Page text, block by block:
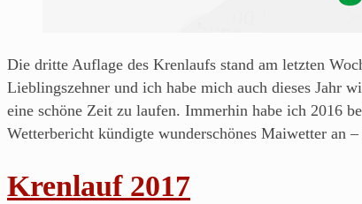
Die dritte Auflage des Krenlaufs stand am letzten
Lieblingszehner und ich habe mich auch dieses Jahr
eine schöne Zeit zu laufen. Immerhin habe ich 2016
Wetterbericht kündigte wunderschönes Maiwetter an
Krenlauf 2017